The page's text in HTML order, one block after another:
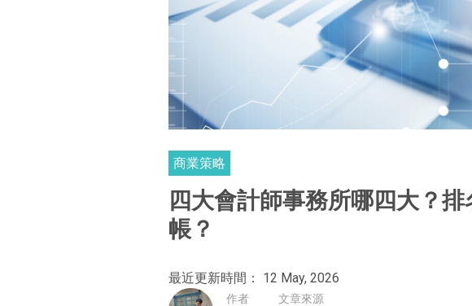
商業策略
四大會計師事務所哪四大？
帳？
最近更新時間： 12 May, 2026
作者 文章來源